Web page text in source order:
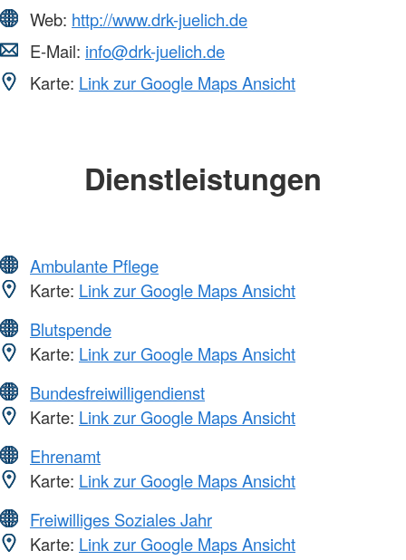
Web: http://www.drk-juelich.de
E-Mail: info@drk-juelich.de
Karte: Link zur Google Maps Ansicht
Dienstleistungen
Ambulante Pflege
Karte: Link zur Google Maps Ansicht
Blutspende
Karte: Link zur Google Maps Ansicht
Bundesfreiwilligendienst
Karte: Link zur Google Maps Ansicht
Ehrenamt
Karte: Link zur Google Maps Ansicht
Freiwilliges Soziales Jahr
Karte: Link zur Google Maps Ansicht